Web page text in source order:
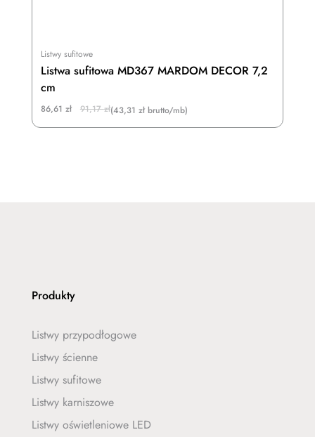
Listwy sufitowe
Listwa sufitowa MD367 MARDOM DECOR 7,2
cm
91,17zł
Original
86,61 zł
Current
(43,31 zł brutto/mb)
Produkty
Listwy przypodłogowe
Listwy ścienne
Listwy sufitowe
Listwy karniszowe
Listwy oświetleniowe LED